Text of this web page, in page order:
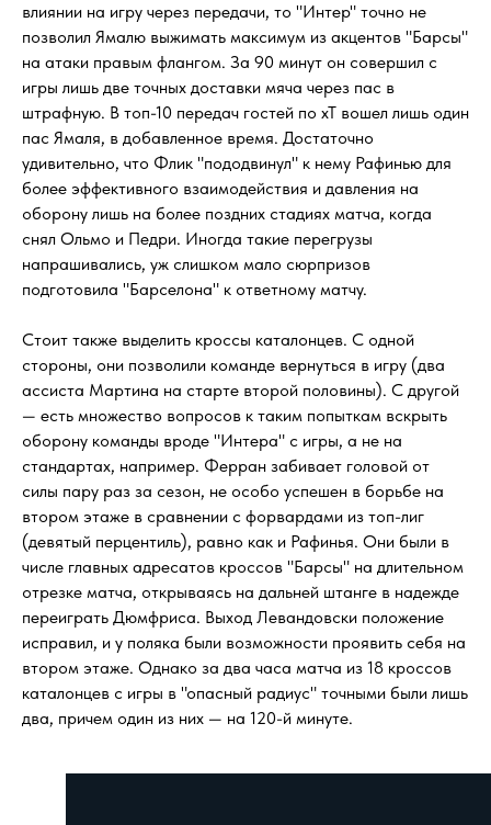
влиянии на игру через передачи, то "Интер" точно не
позволил Ямалю выжимать максимум из акцентов "Барсы"
на атаки правым флангом. За 90 минут он совершил с
игры лишь две точных доставки мяча через пас в
штрафную. В топ-10 передач гостей по xT вошел лишь один
пас Ямаля, в добавленное время. Достаточно
удивительно, что Флик "пододвинул" к нему Рафинью для
более эффективного взаимодействия и давления на
оборону лишь на более поздних стадиях матча, когда
снял Ольмо и Педри. Иногда такие перегрузы
напрашивались, уж слишком мало сюрпризов
подготовила "Барселона" к ответному матчу.
Стоит также выделить кроссы каталонцев. С одной
стороны, они позволили команде вернуться в игру (два
ассиста Мартина на старте второй половины). С другой
— есть множество вопросов к таким попыткам вскрыть
оборону команды вроде "Интера" с игры, а не на
стандартах, например. Ферран забивает головой от
силы пару раз за сезон, не особо успешен в борьбе на
втором этаже в сравнении с форвардами из топ-лиг
(девятый перцентиль), равно как и Рафинья. Они были в
числе главных адресатов кроссов "Барсы" на длительном
отрезке матча, открываясь на дальней штанге в надежде
переиграть Дюмфриса. Выход Левандовски положение
исправил, и у поляка были возможности проявить себя на
втором этаже. Однако за два часа матча из 18 кроссов
каталонцев с игры в "опасный радиус" точными были лишь
два, причем один из них — на 120-й минуте.